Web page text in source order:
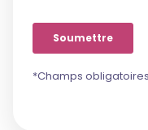
*Champs obligatoires